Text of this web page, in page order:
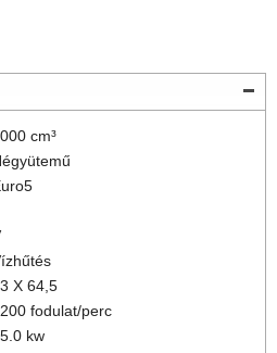
cm³
X 64,5
fodulat/perc
kw